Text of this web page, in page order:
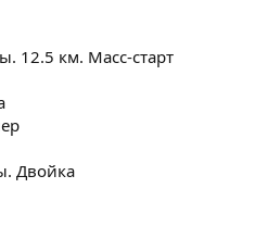
12.5 км. Масс-старт
Двойка